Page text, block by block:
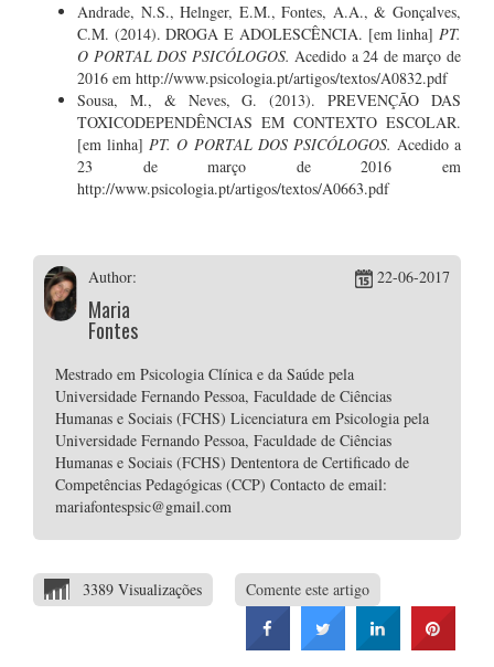
Andrade, N.S., Helnger, E.M., Fontes, A.A., & Gonçalves,
C.M. (2014). DROGA E ADOLESCÊNCIA. [em linha] PT.
O PORTAL DOS PSICÓLOGOS. Acedido a 24 de março de
2016 em http://www.psicologia.pt/artigos/textos/A0832.pdf
Sousa, M., & Neves, G. (2013). PREVENÇÃO DAS
TOXICODEPENDÊNCIAS EM CONTEXTO ESCOLAR.
[em linha]PT. O PORTAL DOS PSICÓLOGOS. Acedido a
23 de março de 2016 em
http://www.psicologia.pt/artigos/textos/A0663.pdf
Author:
Maria
Fontes
22-06-2017
Mestrado em Psicologia Clínica e da Saúde pela
Universidade Fernando Pessoa, Faculdade de Ciências
Humanas e Sociais (FCHS) Licenciatura em Psicologia pela
Universidade Fernando Pessoa, Faculdade de Ciências
Humanas e Sociais (FCHS) Dententora de Certificado de
Competências Pedagógicas (CCP) Contacto de email:
mariafontespsic@gmail.com
3389 Visualizações Comente este artigo